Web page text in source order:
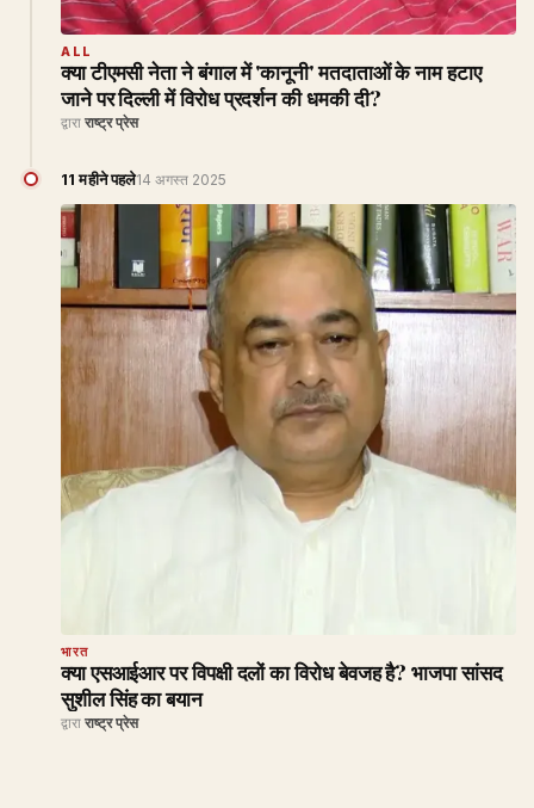
ALL
क्या टीएमसी नेता ने बंगाल में 'कानूनी' मतदाताओं के नाम हटाए
जाने पर दिल्ली में विरोध प्रदर्शन की धमकी दी?
द्वारा राष्ट्र प्रेस
11 महीने पहले14 अगस्त 2025
भारत
क्या एसआईआर पर विपक्षी दलों का विरोध बेवजह है? भाजपा सांसद
सुशील सिंह का बयान
द्वारा राष्ट्र प्रेस